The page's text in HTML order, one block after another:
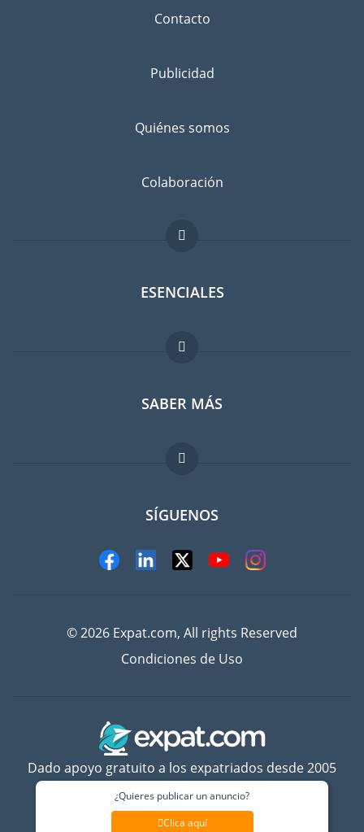
Contacto
Publicidad
Quiénes somos
Colaboración
ESENCIALES
Foro para expatriados
Guia para expatriados
Trabajos en el extranjero
SABER MÁS
FAQ
SÍGUENOS
© 2026 Expat.com, All rights Reserved
Condiciones de Uso
Dado apoyo gratuito a los expatriados desde 2005
¿Quieres publicar un anuncio?
Clica aquí